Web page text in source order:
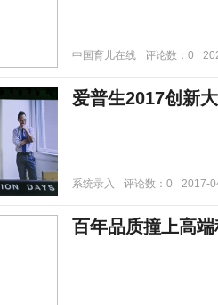
中国育儿在线 评论数：0
爱普生2017创新
系统录入 评论数：0 2017-
百年品质撞上高